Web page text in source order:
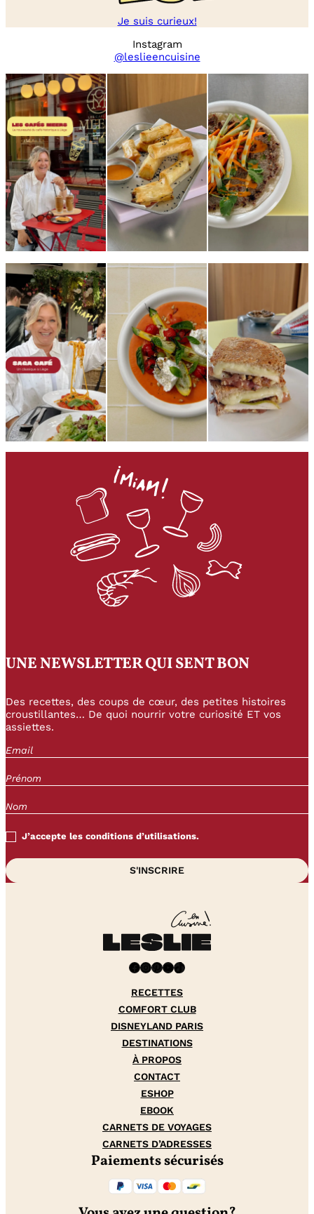
Je suis curieux!
Instagram
@leslieencuisine
UNE NEWSLETTER QUI SENT BON
Des recettes, des coups de cœur, des petites histoires
croustillantes… De quoi nourrir votre curiosité ET vos
assiettes.
J’accepte les conditions d’utilisations.
Facebook InstagramPinterest YouTube TikTok
RECETTES
COMFORT CLUB
DISNEYLAND PARIS
DESTINATIONS
À PROPOS
CONTACT
ESHOP
EBOOK
CARNETS DE VOYAGES
CARNETS D’ADRESSES
Paiements sécurisés